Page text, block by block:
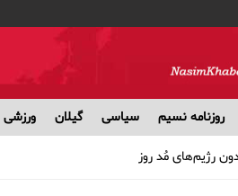
روزنامه نسیم سیاسی گیلان ورزشی
رژیم‌های مُد روز
کشوری/ کارمزد وام ۴ درصد